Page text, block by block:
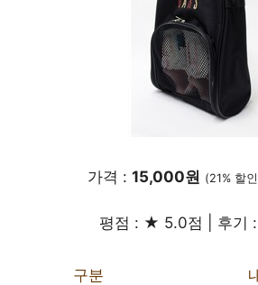
가격 : 15,000원 (21% 할
평점 : ★ 5.0점 | 후기
구분